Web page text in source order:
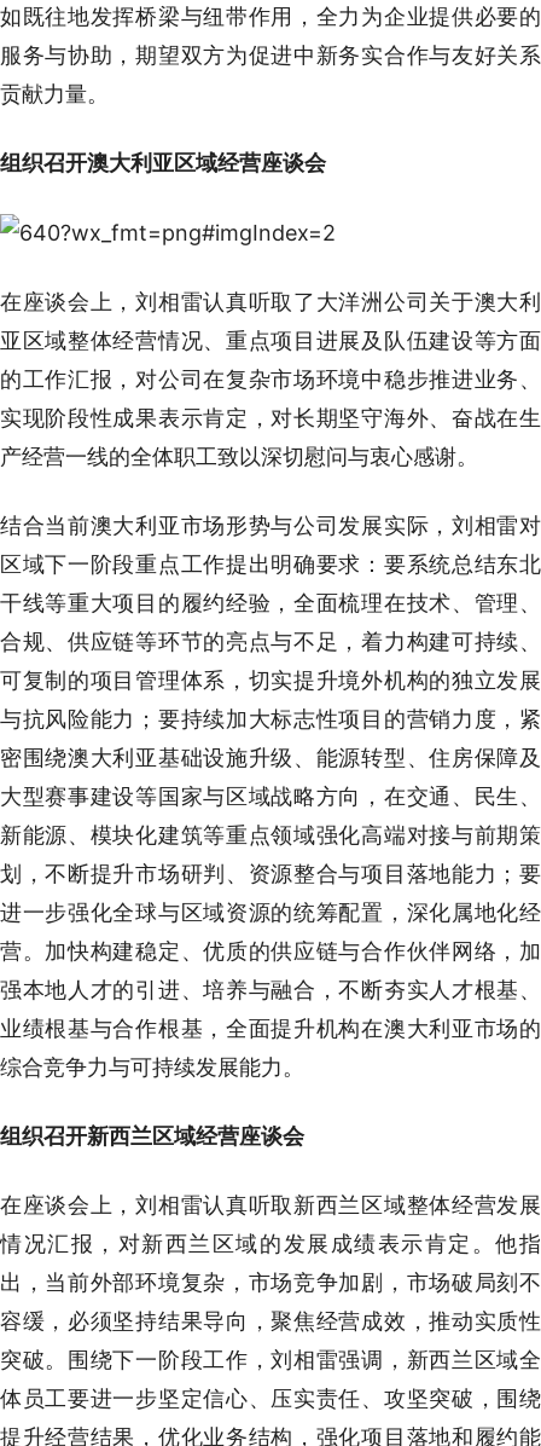
如既往地发挥桥梁与纽带作用，全力为企业提供必要的
服务与协助，期望双方为促进中新务实合作与友好关系
贡献力量。
组织召开澳大利亚区域经营座谈会
在座谈会上，刘相雷认真听取了大洋洲公司关于澳大利
亚区域整体经营情况、重点项目进展及队伍建设等方面
的工作汇报，对公司在复杂市场环境中稳步推进业务、
实现阶段性成果表示肯定，对长期坚守海外、奋战在生
产经营一线的全体职工致以深切慰问与衷心感谢。
结合当前澳大利亚市场形势与公司发展实际，刘相雷对
区域下一阶段重点工作提出明确要求：要系统总结东北
干线等重大项目的履约经验，全面梳理在技术、管理、
合规、供应链等环节的亮点与不足，着力构建可持续、
可复制的项目管理体系，切实提升境外机构的独立发展
与抗风险能力；要持续加大标志性项目的营销力度，紧
密围绕澳大利亚基础设施升级、能源转型、住房保障及
大型赛事建设等国家与区域战略方向，在交通、民生、
新能源、模块化建筑等重点领域强化高端对接与前期策
划，不断提升市场研判、资源整合与项目落地能力；要
进一步强化全球与区域资源的统筹配置，深化属地化经
营。加快构建稳定、优质的供应链与合作伙伴网络，加
强本地人才的引进、培养与融合，不断夯实人才根基、
业绩根基与合作根基，全面提升机构在澳大利亚市场的
综合竞争力与可持续发展能力。
组织召开新西兰区域经营座谈会
在座谈会上，刘相雷认真听取新西兰区域整体经营发展
情况汇报，对新西兰区域的发展成绩表示肯定。他指
出，当前外部环境复杂，市场竞争加剧，市场破局刻不
容缓，必须坚持结果导向，聚焦经营成效，推动实质性
突破。围绕下一阶段工作，刘相雷强调，新西兰区域全
体员工要进一步坚定信心、压实责任、攻坚突破，围绕
提升经营结果，优化业务结构，强化项目落地和履约能